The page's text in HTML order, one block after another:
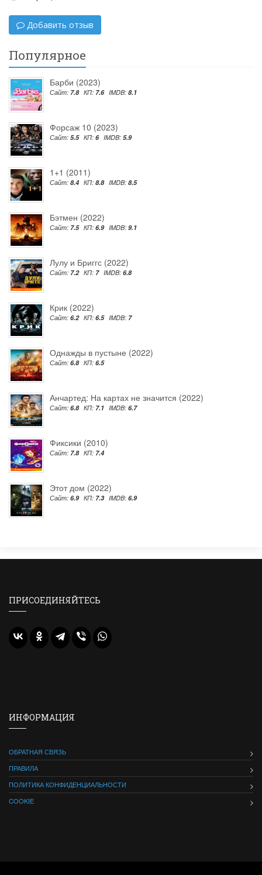
Добавить отзыв
Популярное
Барби (2023)
Сайт: 7.8 КП: 7.6 IMDB: 8.1
Форсаж 10 (2023)
Сайт: 5.5 КП: 6 IMDB: 5.9
1+1 (2011)
Сайт: 8.4 КП: 8.8 IMDB: 8.5
Бэтмен (2022)
Сайт: 7.5 КП: 6.9 IMDB: 9.1
Лулу и Бриггс (2022)
Сайт: 7.2 КП: 7 IMDB: 6.8
Крик (2022)
Сайт: 6.2 КП: 6.5 IMDB: 7
Однажды в пустыне (2022)
Сайт: 6.8 КП: 6.5
Анчартед: На картах не значится (2022)
Сайт: 6.8 КП: 7.1 IMDB: 6.7
Фиксики (2010)
Сайт: 7.8 КП: 7.4
Этот дом (2022)
Сайт: 6.9 КП: 7.3 IMDB: 6.9
ПРИСОЕДИНЯЙТЕСЬ
ИНФОРМАЦИЯ
ОБРАТНАЯ СВЯЗЬ
ПРАВИЛА
ПОЛИТИКА КОНФИДЕНЦИАЛЬНОСТИ
COOKIE